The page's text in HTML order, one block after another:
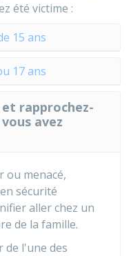
été victime :
15 ans
17 ans
rapprochez-
avez
ou menacé,
sécurité
aller chez un
de la famille.
de l'une des